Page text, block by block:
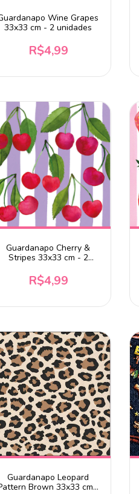
Wine Grapes
33x33 cm - 2 unidades
R$4,99
Guardanapo Cherry &
Stripes 33x33 cm - 2
R$4,99
Guardanapo Leopard
Brown 33x33 cm -